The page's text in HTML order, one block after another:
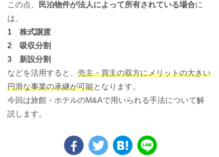
この点、
民泊物件が法人によって所有されている場合に
は、
1 株式譲渡
2 吸収分割
3 新設分割
などを活用すると、 売主・買主の双方にメリットの大きい
円滑な事業の承継が可能となります。
今回は旅館・ホテルのM&Aで用いられる手法について解
説します。